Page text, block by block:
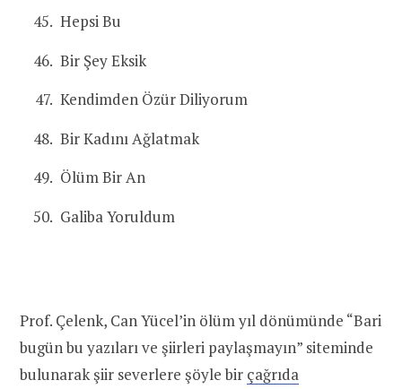
Hepsi Bu
Bir Şey Eksik
Kendimden Özür Diliyorum
Bir Kadını Ağlatmak
Ölüm Bir An
Galiba Yoruldum
Prof. Çelenk, Can Yücel’in ölüm yıl dönümünde “Bari
bugün bu yazıları ve şiirleri paylaşmayın” siteminde
bulunarak şiir severlere şöyle bir çağrıda